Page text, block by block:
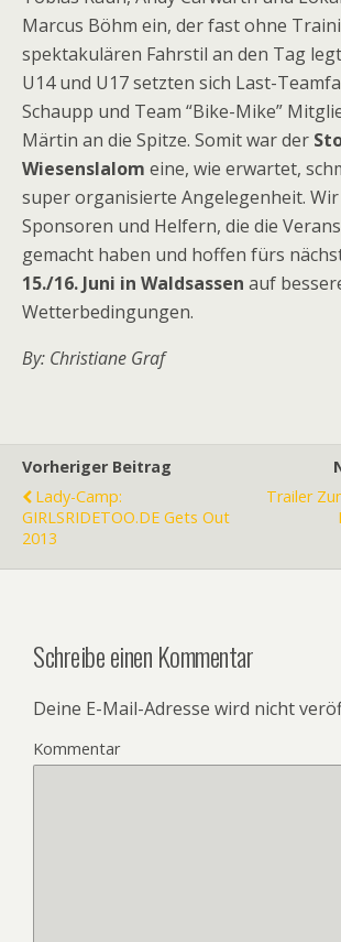
Marcus Böhm ein, der fast ohne
spektakulären Fahrstil an den Tag
U14 und U17 setzten sich Last-
Schaupp und Team “Bike-Mike”
Märtin an die Spitze. Somit war der
Wiesenslalom eine, wie erwartet,
super organisierte Angelegenheit.
Sponsoren und Helfern, die die
gemacht haben und hoffen fürs
15./16. Juni in Waldsassen auf
Wetterbedingungen.
By: Christiane Graf
Vorheriger Beitrag
Lady-Camp:
GIRLSRIDETOO.DE Gets Out
2013
Trailer
Schreibe einen Kommentar
Deine E-Mail-Adresse wird nicht
Kommentar